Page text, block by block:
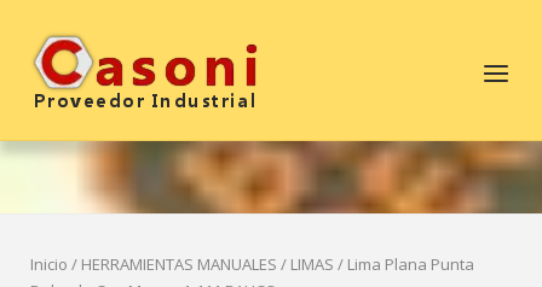
contenido
Inicio
Menú
Inicio / HERRAMIENTAS MANUALES / LIMAS / Lima Plana Punta